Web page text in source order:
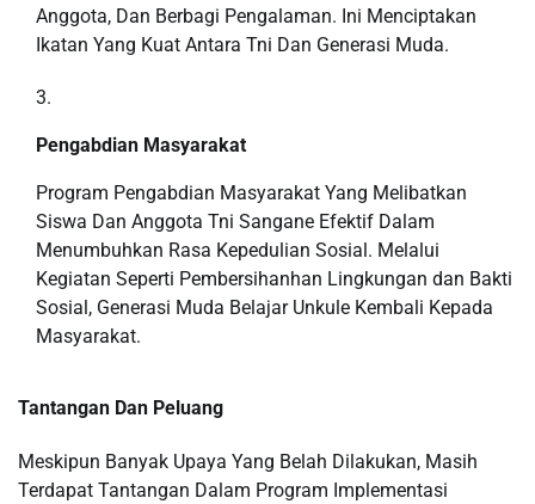
Anggota, Dan Berbagi Pengalaman. Ini Menciptakan
Ikatan Yang Kuat Antara Tni Dan Generasi Muda.
Pengabdian Masyarakat
Program Pengabdian Masyarakat Yang Melibatkan
Siswa Dan Anggota Tni Sangane Efektif Dalam
Menumbuhkan Rasa Kepedulian Sosial. Melalui
Kegiatan Seperti Pembersihanhan Lingkungan dan Bakti
Sosial, Generasi Muda Belajar Unkule Kembali Kepada
Masyarakat.
Tantangan Dan Peluang
Meskipun Banyak Upaya Yang Belah Dilakukan, Masih
Terdapat Tantangan Dalam Program Implementasi